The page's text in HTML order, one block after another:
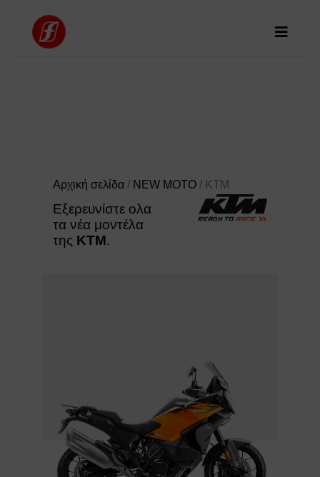
Αρχική σελίδα / NEW MOTO / KTM
Εξερευνίστε ολα
τα νέα μοντέλα
της KTM.